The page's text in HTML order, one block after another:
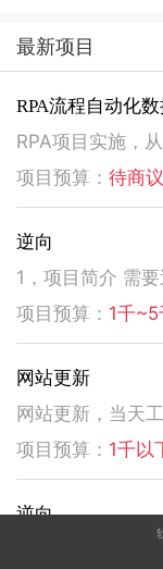
最新项目
RPA流程自动化
项目预算： 待商议
逆向
项目预算： 1千~5
网站更新
项目预算： 1千以
逆向